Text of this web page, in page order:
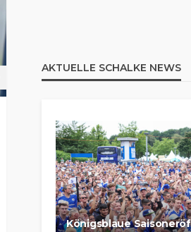
AKTUELLE SCHALKE NEWS
Königsblaue